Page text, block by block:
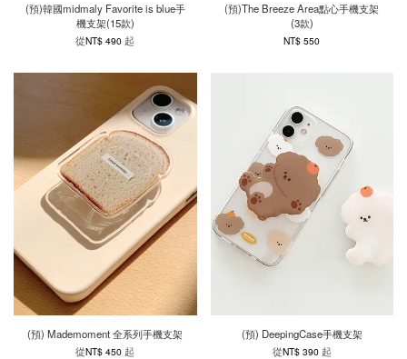
(預)韓國midmaly Favorite is blue手
機支架(15款)
從NT$ 490起
(預)The Breeze Area點心手機支架
(3款)
NT$ 550
(預) Mademoment 全系列手機支架
從NT$ 450起
(預) DeepingCase手機支架
從NT$ 390 起